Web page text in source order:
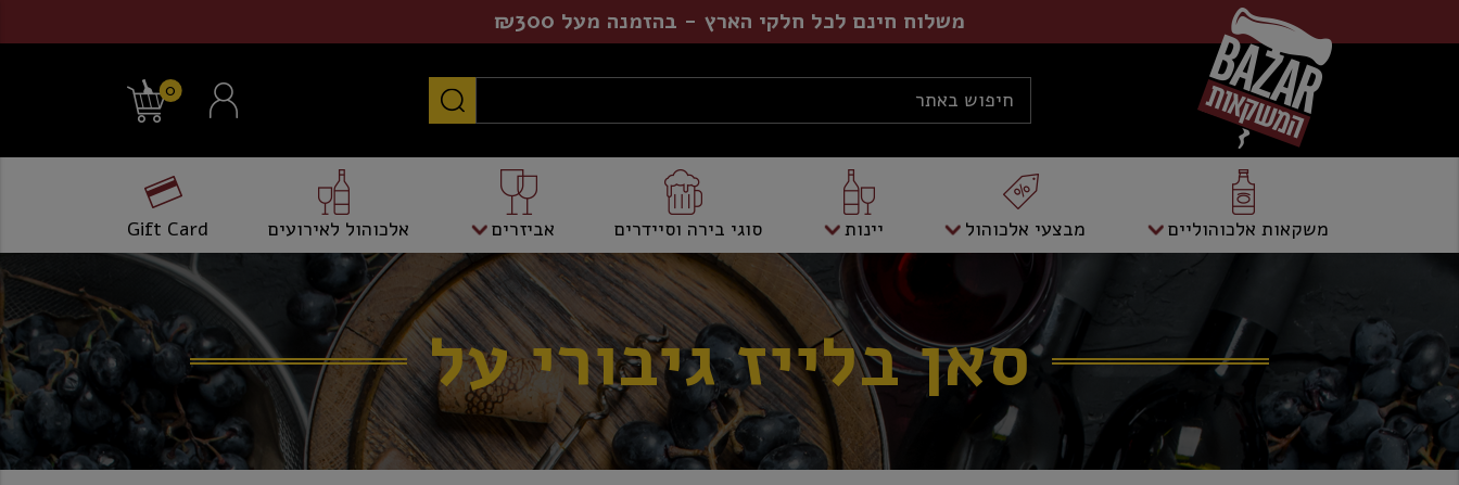
משלוח חינם לכל חלקי הארץ - בהזמנה מעל ₪300
0
משקאות אלכוהוליים מבצעי אלכוהול יינות סוגי בירה וסיידרים אביזרים אלכוהול לאירועים Gift Card
סאן בלייז גיבורי על